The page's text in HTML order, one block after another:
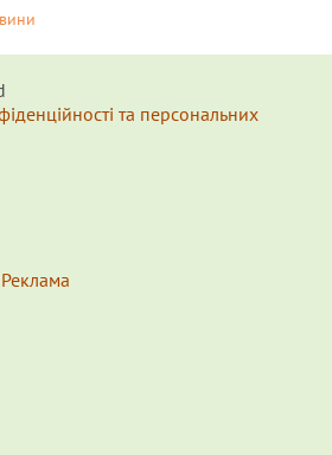
та персональних
Реклама